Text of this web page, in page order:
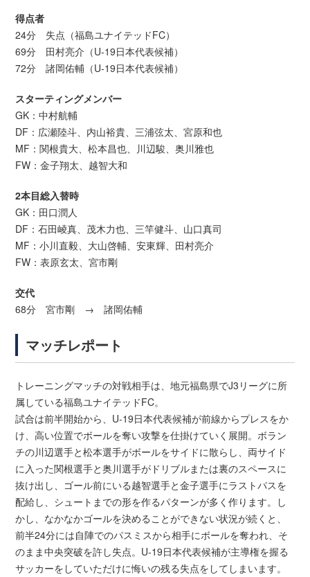
得点者
24分 失点（福島ユナイテッドFC）
69分 田村亮介（U-19日本代表候補）
72分 諸岡佑輔（U-19日本代表候補）
スターティングメンバー
GK：中村航輔
DF：広瀬陸斗、内山裕貴、三浦弦太、宮原和也
MF：関根貴大、松本昌也、川辺駿、奥川雅也
FW：金子翔太、越智大和
2本目総入替時
GK：田口潤人
DF：石田崚真、茂木力也、三竿健斗、山口真司
MF：小川直毅、大山啓輔、安東輝、田村亮介
FW：表原玄太、宮市剛
交代
68分 宮市剛 → 諸岡佑輔
マッチレポート
トレーニングマッチの対戦相手は、地元福島県でJ3リーグに所
属している福島ユナイテッドFC。
試合は前半開始から、U-19日本代表候補が前線からプレスをか
け、高い位置でボールを奪い攻撃を仕掛けていく展開。ボラン
チの川辺選手と松本選手がボールをサイドに散らし、両サイド
に入った関根選手と奥川選手がドリブルまたは裏のスペースに
抜け出し、ゴール前にいる越智選手と金子選手にラストパスを
配給し、シュートまでの形を作るパターンが多く作ります。し
かし、なかなかゴールを決めることができない状況が続くと、
前半24分には自陣でのパスミスから相手にボールを奪われ、そ
のまま中央突破を許し失点。U-19日本代表候補が主導権を握る
サッカーをしていただけに悔いの残る失点をしてしまいます。